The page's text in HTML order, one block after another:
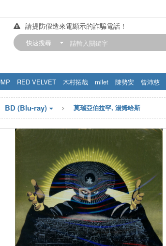
佳佳唱片
請提防假造來電顯示的詐騙電話！
【中華門市營業時間調整公告】
快速搜尋
RED VELVET 木村拓哉 milet 陳勢安 曾沛慈
周杰伦
BD (Blu-ray) 莫瑞亞伯拉罕, 湯姆哈斯